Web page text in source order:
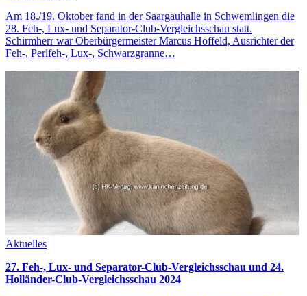
Am 18./19. Oktober fand in der Saargauhalle in Schwemlingen die
28. Feh-, Lux- und Separator-Club-Vergleichsschau statt.
Schirmherr war Oberbürgermeister Marcus Hoffeld, Ausrichter der
Feh-, Perlfeh-, Lux-, Schwarzgranne…
Aktuelles
27. Feh-, Lux- und Separator-Club-Vergleichsschau und 24.
Holländer-Club-Vergleichsschau 2024